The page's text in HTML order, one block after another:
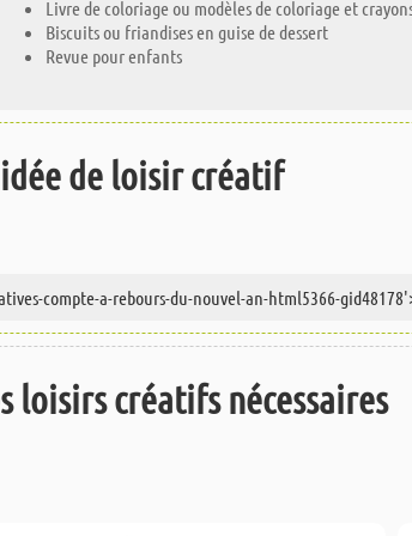
Livre de coloriage ou modèles de coloriage et
Biscuits ou friandises en guise de dessert
Revue pour enfants
de loisir créatif
loisirs créatifs nécessaires